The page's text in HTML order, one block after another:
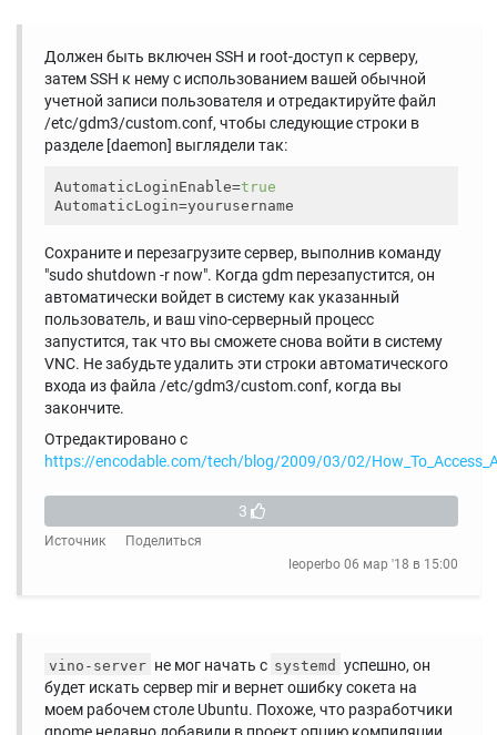
Должен быть включен SSH и root-доступ к серверу,
затем SSH к нему с использованием вашей обычной
учетной записи пользователя и отредактируйте файл
/etc/gdm3/custom.conf, чтобы следующие строки в
разделе [daemon] выглядели так:
AutomaticLoginEnable=true
AutomaticLogin
Сохраните и перезагрузите сервер, выполнив команду
"sudo shutdown -r now". Когда gdm перезапустится, он
автоматически войдет в систему как указанный
пользователь, и ваш vino-серверный процесс
запустится, так что вы сможете снова войти в систему
VNC. Не забудьте удалить эти строки автоматического
входа из файла /etc/gdm3/custom.conf, когда вы
закончите.
Отредактировано с
https://encodable.com/tech/blog/2009/03/02/
3
Источник
Поделиться
leoperbo 06 мар '18 в 15:00
vino-server не мог начать с systemd успешно, он
будет искать сервер mir и вернет ошибку сокета на
моем рабочем столе Ubuntu. Похоже, что разработчики